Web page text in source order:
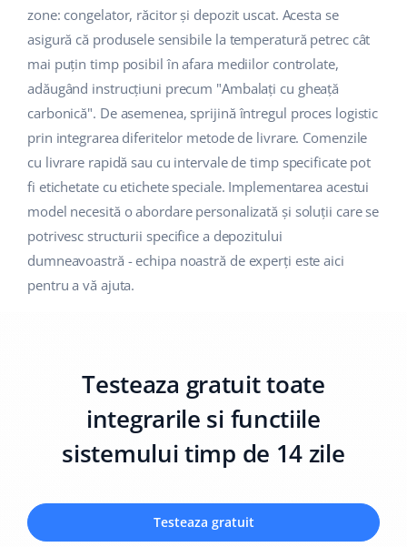
zone: congelator, răcitor și depozit uscat. Acesta se
asigură că produsele sensibile la temperatură petrec cât
mai puțin timp posibil în afara mediilor controlate,
adăugând instrucțiuni precum "Ambalați cu gheață
carbonică". De asemenea, sprijină întregul proces logistic
prin integrarea diferitelor metode de livrare. Comenzile
cu livrare rapidă sau cu intervale de timp specificate pot
fi etichetate cu etichete speciale. Implementarea acestui
model necesită o abordare personalizată și soluții care se
potrivesc structurii specifice a depozitului
dumneavoastră - echipa noastră de experți este aici
pentru a vă ajuta.
Testeaza gratuit toate
integrarile si functiile
sistemului timp de 14 zile
Testeaza gratuit